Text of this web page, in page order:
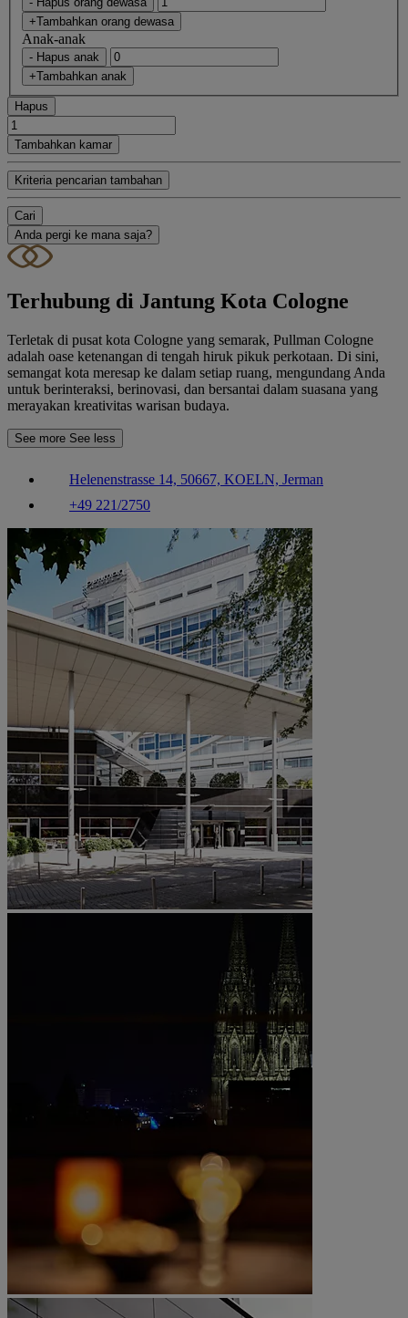
+Tambahkan orang dewasa
Anak-anak
- Hapus anak
+Tambahkan anak
Hapus
Tambahkan kamar
Kriteria pencarian tambahan
Cari
Anda pergi ke mana saja?
Terhubung di Jantung Kota Cologne
Terletak di pusat kota Cologne yang semarak, Pullman Cologne
adalah oase ketenangan di tengah hiruk pikuk perkotaan. Di sini,
semangat kota meresap ke dalam setiap ruang, mengundang Anda
untuk berinteraksi, berinovasi, dan bersantai dalam suasana yang
merayakan kreativitas warisan budaya.
See more See less
Helenenstrasse 14, 50667, KOELN, Jerman
+49 221/2750